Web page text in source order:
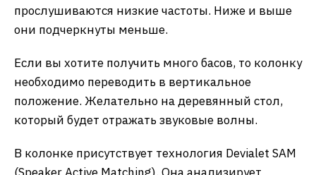
прослушиваются низкие частоты. Ниже и выше
они подчеркнуты меньше.
Если вы хотите получить много басов, то колонку
необходимо переводить в вертикальное
положение. Желательно на деревянный стол,
который будет отражать звуковые волны.
В колонке присутствует технология Devialet SAM